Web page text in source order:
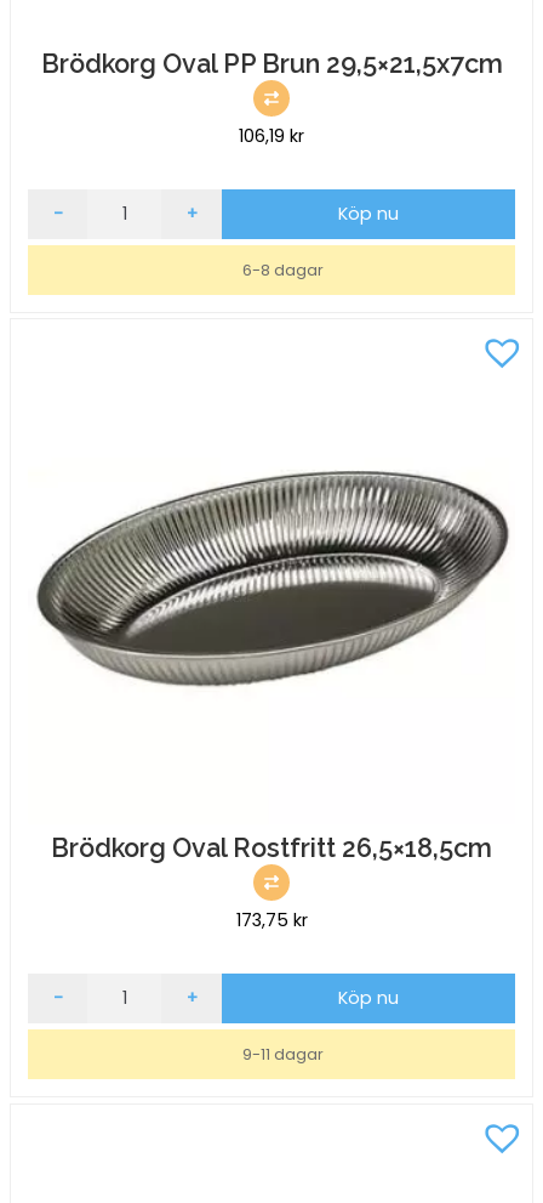
Brödkorg Oval PP Brun 29,5×21,5x7cm
106,19 kr
Brödkorg
- + Köp nu
6-8 dagar
Brödkorg Oval Rostfritt 26,5×18,5cm
173,75 kr
Brödkorg
- + Köp nu
9-11 dagar